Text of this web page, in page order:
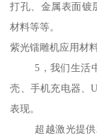
打孔、金属表面镀
材料等等。
紫光镭雕机应用材
5，我们生活中
壳、手机充电器、
表现。
超越激光提供